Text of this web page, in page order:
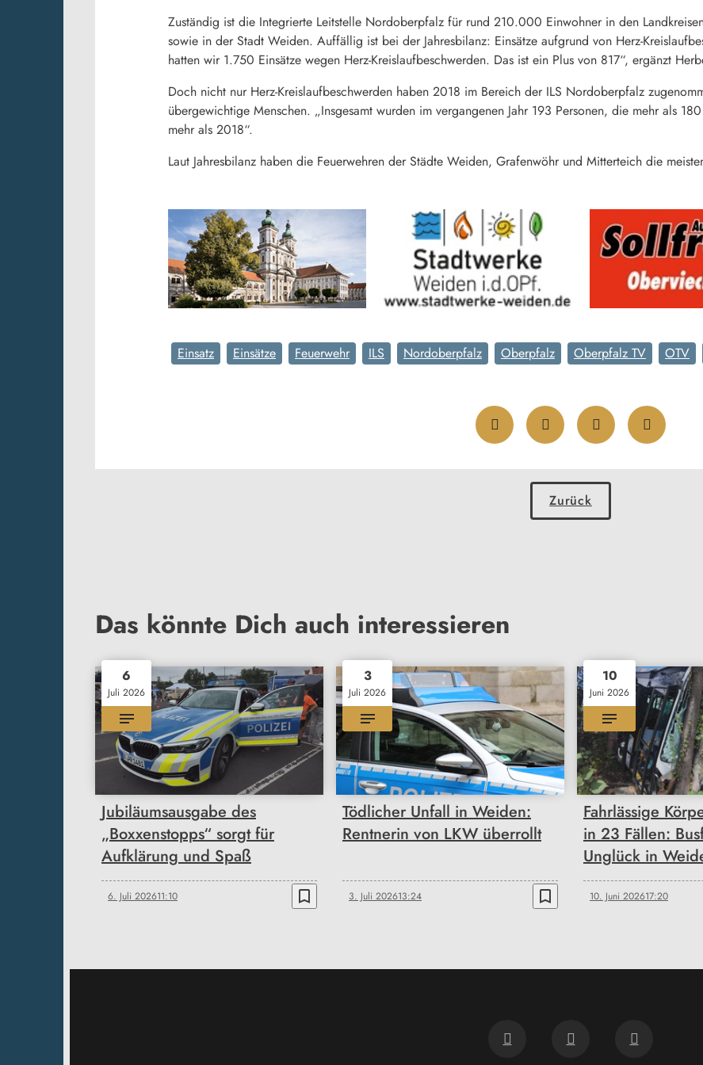
Zuständig ist die Integrierte Leitstelle Nordoberpfalz für rund 210.000 Einwohner in den
sowie in der Stadt Weiden. Auffällig ist bei der Jahresbilanz: Einsätze aufgrund von Herz-
hatten wir 1.750 Einsätze wegen Herz-Kreislaufbeschwerden. Das ist ein Plus von 817“, ergänzt
Doch nicht nur Herz-Kreislaufbeschwerden haben 2018 im Bereich der ILS Nordoberpfalz
übergewichtige Menschen. „Insgesamt wurden im vergangenen Jahr 193 Personen, die mehr als
mehr als 2018“.
Laut Jahresbilanz haben die Feuerwehren der Städte Weiden, Grafenwöhr und Mitterteich die
Einsatz Einsätze Feuerwehr ILS Nordoberpfalz Oberpfalz Oberpfalz TV OTV
Zurück
Das könnte Dich auch interessieren
6
Juli 2026
Jubiläumsausgabe des
„Boxxenstopps“ sorgt für
Aufklärung und Spaß
6. Juli 202611:10 bookmark_border
3
Juli 2026
Tödlicher Unfall in Weiden:
Rentnerin von LKW überrollt
3. Juli 202613:24 bookmark_border
10
Juni 2026
Fahrlässige
in 23 Fällen:
Unglück in
10. Juni 202617:20